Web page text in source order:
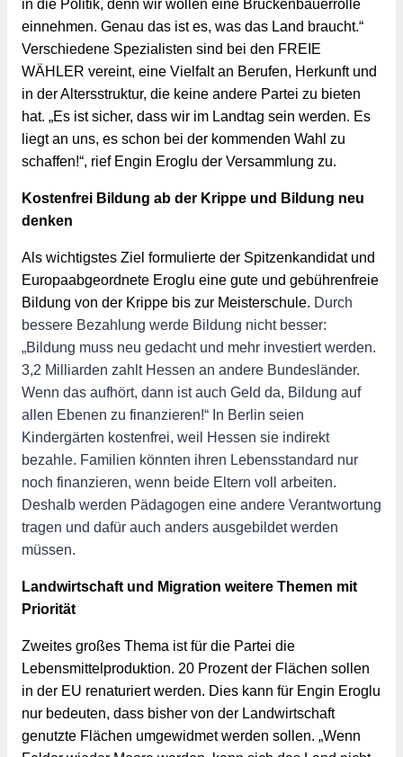
in die Politik, denn wir wollen eine Brückenbauerrolle
einnehmen. Genau das ist es, was das Land braucht.“
Verschiedene Spezialisten sind bei den FREIE
WÄHLER vereint, eine Vielfalt an Berufen, Herkunft und
in der Altersstruktur, die keine andere Partei zu bieten
hat. „Es ist sicher, dass wir im Landtag sein werden. Es
liegt an uns, es schon bei der kommenden Wahl zu
schaffen!“, rief Engin Eroglu der Versammlung zu.
Kostenfrei Bildung ab der Krippe und Bildung neu
denken
Als wichtigstes Ziel formulierte der Spitzenkandidat und
Europaabgeordnete Eroglu eine gute und gebührenfreie
Bildung von der Krippe bis zur Meisterschule. Durch
bessere Bezahlung werde Bildung nicht besser:
„Bildung muss neu gedacht und mehr investiert werden.
3,2 Milliarden zahlt Hessen an andere Bundesländer.
Wenn das aufhört, dann ist auch Geld da, Bildung auf
allen Ebenen zu finanzieren!“ In Berlin seien
Kindergärten kostenfrei, weil Hessen sie indirekt
bezahle. Familien könnten ihren Lebensstandard nur
noch finanzieren, wenn beide Eltern voll arbeiten.
Deshalb werden Pädagogen eine andere Verantwortung
tragen und dafür auch anders ausgebildet werden
müssen.
Landwirtschaft und Migration weitere Themen mit
Priorität
Zweites großes Thema ist für die Partei die
Lebensmittelproduktion. 20 Prozent der Flächen sollen
in der EU renaturiert werden. Dies kann für Engin Eroglu
nur bedeuten, dass bisher von der Landwirtschaft
genutzte Flächen umgewidmet werden sollen. „Wenn